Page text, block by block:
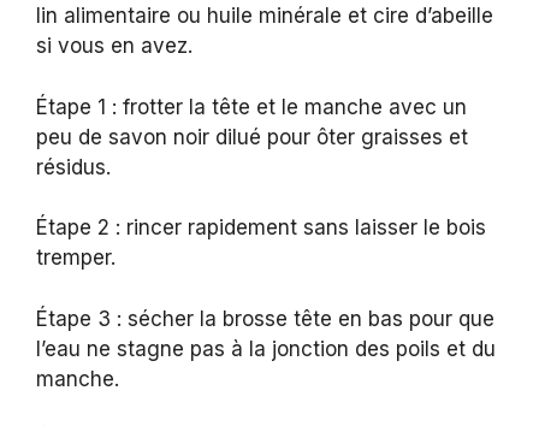
lin alimentaire ou huile minérale et cire d’abeille
si vous en avez.
Étape 1 : frotter la tête et le manche avec un
peu de savon noir dilué pour ôter graisses et
résidus.
Étape 2 : rincer rapidement sans laisser le bois
tremper.
Étape 3 : sécher la brosse tête en bas pour que
l’eau ne stagne pas à la jonction des poils et du
manche.